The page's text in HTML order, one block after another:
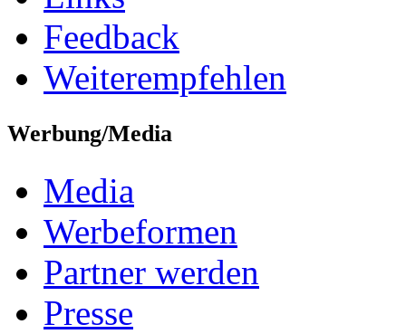
Feedback
Weiterempfehlen
Werbung/Media
Media
Werbeformen
Partner werden
Presse